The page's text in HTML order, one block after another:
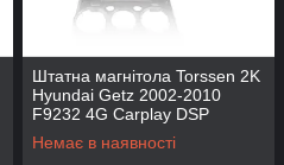
Штатна магнітола Torssen 2K
Hyundai Getz 2002-2010
F9232 4G Carplay DSP
Немає в наявності